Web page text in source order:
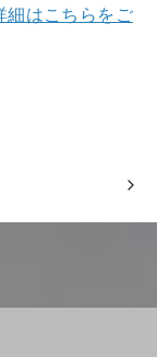
細はこちらをご